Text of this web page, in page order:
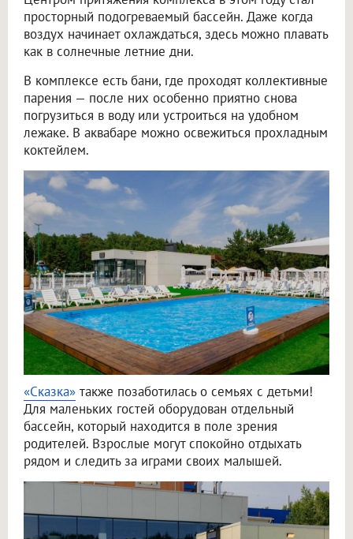
просторный подогреваемый бассейн. Даже когда
воздух начинает охлаждаться, здесь можно плавать
как в солнечные летние дни.
В комплексе есть бани, где проходят коллективные
парения — после них особенно приятно снова
погрузиться в воду или устроиться на удобном
лежаке. В аквабаре можно освежиться прохладным
коктейлем.
«Сказка» также позаботилась о семьях с детьми!
Для маленьких гостей оборудован отдельный
бассейн, который находится в поле зрения
родителей. Взрослые могут спокойно отдыхать
рядом и следить за играми своих малышей.